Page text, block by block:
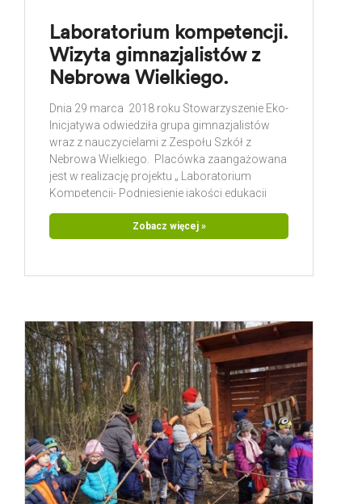
Laboratorium kompetencji.
Wizyta gimnazjalistów z
Nebrowa Wielkiego.
Dnia 29 marca 2018 roku Stowarzyszenie Eko-
Inicjatywa odwiedziła grupa gimnazjalistów
wraz z nauczycielami z Zespołu Szkół z
Nebrowa Wielkiego. Placówka zaangażowana
jest w realizację projektu „ Laboratorium
Kompetencji- Podniesienie jakości edukacji
wsparcie uczniów oraz nauczycieli w
specyfiki pracy w organizacji pozarządowej
Zobacz więcej »